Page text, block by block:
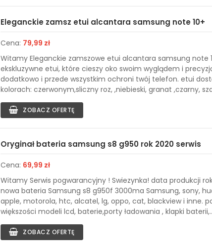
Eleganckie zamsz etui alcantara samsung note 10+
Cena: 79,99 zł
Witamy Eleganckie zamszowe etui alcantara samsung note
ekskluzywne etui, które cieszy oko swoim wyglądem i
dodatkowo i przede wszystkim ochroni twój telefon. etui
kolorach: czerwonym,sliczny roz, ,niebieski, granat ,czarny,
ZOBACZ OFERTĘ
Oryginał bateria samsung s8 g950 rok 2020 serwis
Cena: 69,99 zł
Witamy Serwis pogwarancyjny ! Swiezynka! data produkcji
nowa bateria Samsung s8 g950f 3000ma Samsung, sony,
apple, motorola, htc, alcatel, lg, oppo, cat, blackview i inne.
większości modeli lcd, baterie,porty ładowania , klapki
ZOBACZ OFERTĘ